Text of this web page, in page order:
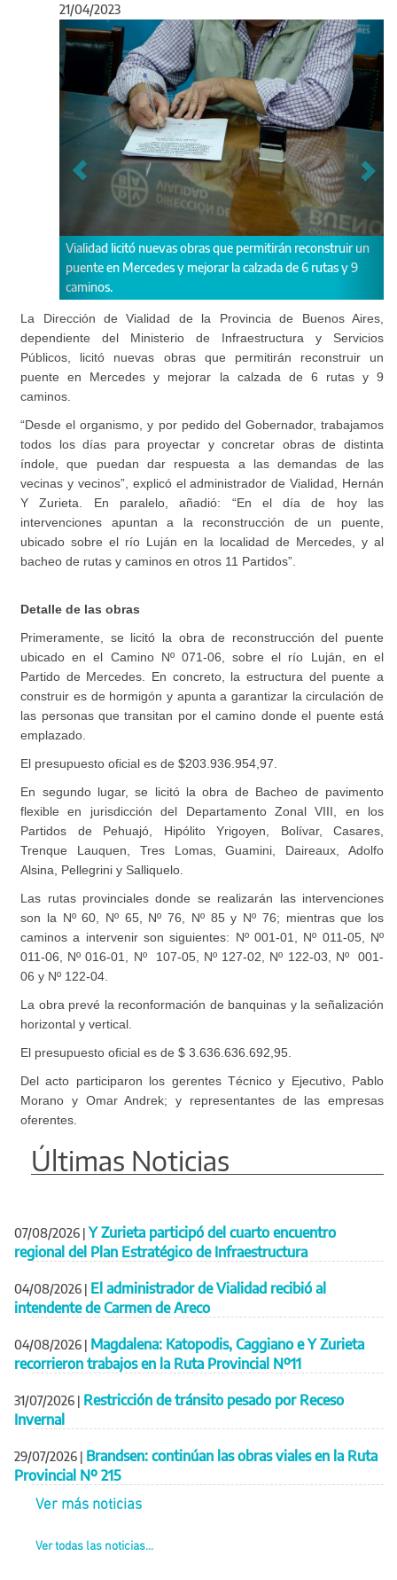
21/04/2023
reconstruir un
6 rutas y 9
Del acto participaron los gerentes Técnico y Ejecutivo,
Pablo Morano y Omar Andrek; y representantes de
empresas oferentes.
Anterior
La Dirección de Vialidad de la Provincia de Buenos Aires,
dependiente del Ministerio de Infraestructura y Servicios
Públicos, licitó nuevas obras que permitirán reconstruir un
puente en Mercedes y mejorar la calzada de 6 rutas y 9
caminos.
“Desde el organismo, y por pedido del Gobernador, trabajamos
todos los días para proyectar y concretar obras de distinta
índole, que puedan dar respuesta a las demandas de las
vecinas y vecinos”, explicó el administrador de Vialidad, Hernán
Y Zurieta. En paralelo, añadió: “En el día de hoy las
intervenciones apuntan a la reconstrucción de un puente,
ubicado sobre el río Luján en la localidad de Mercedes, y al
bacheo de rutas y caminos en otros 11 Partidos”.
Detalle de las obras
Primeramente, se licitó la obra de reconstrucción del puente
ubicado en el Camino Nº 071-06, sobre el río Luján, en el
Partido de Mercedes. En concreto, la estructura del puente a
construir es de hormigón y apunta a garantizar la circulación de
las personas que transitan por el camino donde el puente está
emplazado.
El presupuesto oficial es de $203.936.954,97.
En segundo lugar, se licitó la obra de Bacheo de pavimento
flexible en jurisdicción del Departamento Zonal VIII, en los
Partidos de Pehuajó, Hipólito Yrigoyen, Bolívar, Casares,
Trenque Lauquen, Tres Lomas, Guamini, Daireaux, Adolfo
Alsina, Pellegrini y Salliquelo.
Las rutas provinciales donde se realizarán las intervenciones
son la Nº 60, Nº 65, Nº 76, Nº 85 y Nº 76; mientras que los
caminos a intervenir son siguientes: Nº 001-01, Nº 011-05, Nº
011-06, Nº 016-01, Nº 107-05, Nº 127-02, Nº 122-03, Nº 001-
06 y Nº 122-04.
La obra prevé la reconformación de banquinas y la señalización
horizontal y vertical.
El presupuesto oficial es de $ 3.636.636.692,95.
Del acto participaron los gerentes Técnico y Ejecutivo, Pablo
Morano y Omar Andrek; y representantes de las empresas
oferentes.
Últimas Noticias
07/08/2026 | Y Zurieta participó del cuarto encuentro
regional del Plan Estratégico de Infraestructura
04/08/2026 | El administrador de Vialidad recibió al
intendente de Carmen de Areco
04/08/2026 | Magdalena: Katopodis, Caggiano e Y Zurieta
recorrieron trabajos en la Ruta Provincial Nº11
31/07/2026 | Restricción de tránsito pesado por Receso
Invernal
29/07/2026 | Brandsen: continúan las obras viales en la Ruta
Provincial Nº 215
Ver más noticias
Ver todas las noticias...